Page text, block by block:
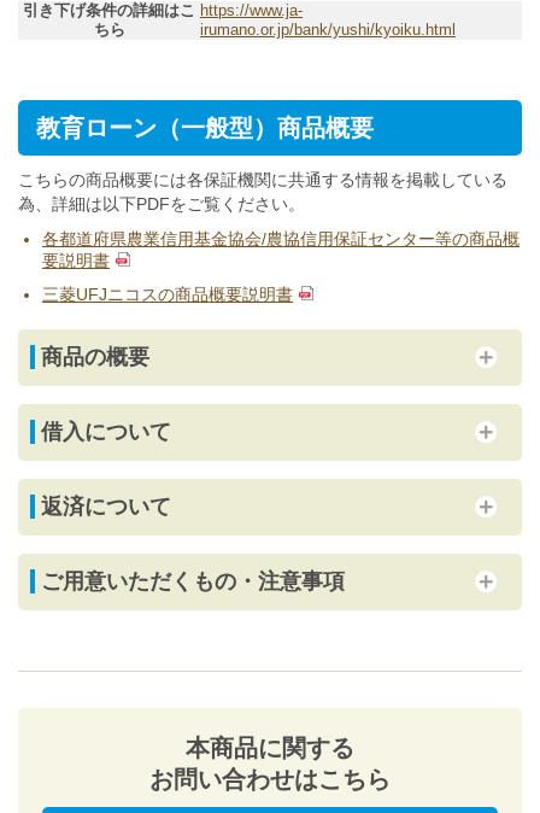
引き下げ条件の詳細はこ
ちら
https://www.ja-
irumano.or.jp/bank/yushi/kyoiku.html
教育ローン（一般型）商品概要
こちらの商品概要には各保証機関に共通する情報を掲載している
為、詳細は以下PDFをご覧ください。
各都道府県農業信用基金協会/農協信用保証センター等の商品概
要説明書
三菱UFJニコスの商品概要説明書
商品の概要
借入について
返済について
ご用意いただくもの・注意事項
本商品に関する
お問い合わせはこちら